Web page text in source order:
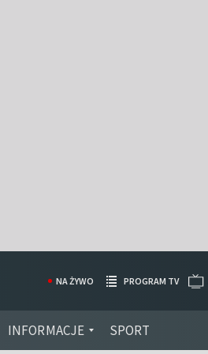
INFORMACJE SPORT
NA ŻYWO PROGRAM TV